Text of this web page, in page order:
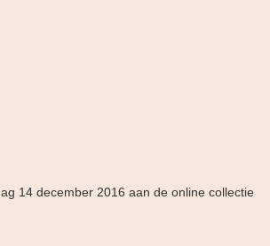
14 december 2016 aan de online collectie